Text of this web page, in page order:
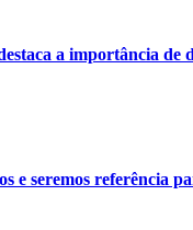
a importância de
e seremos referência